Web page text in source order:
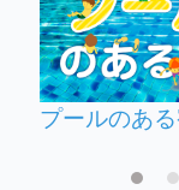
プールのあ